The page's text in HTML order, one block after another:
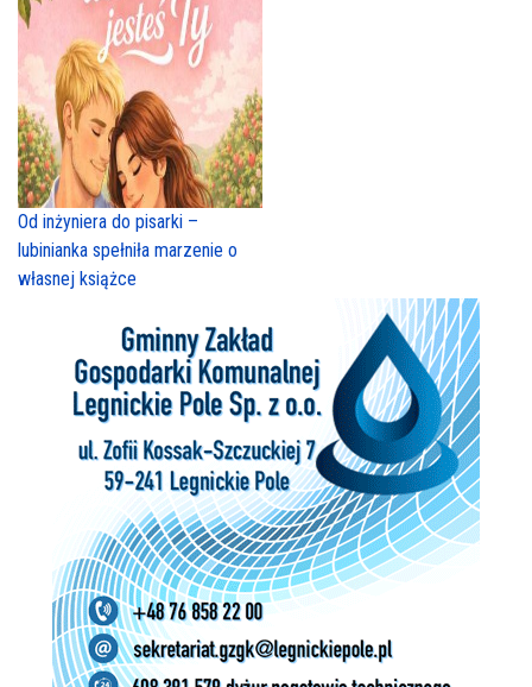
Od inżyniera do pisarki –
lubinianka spełniła marzenie o
własnej książce